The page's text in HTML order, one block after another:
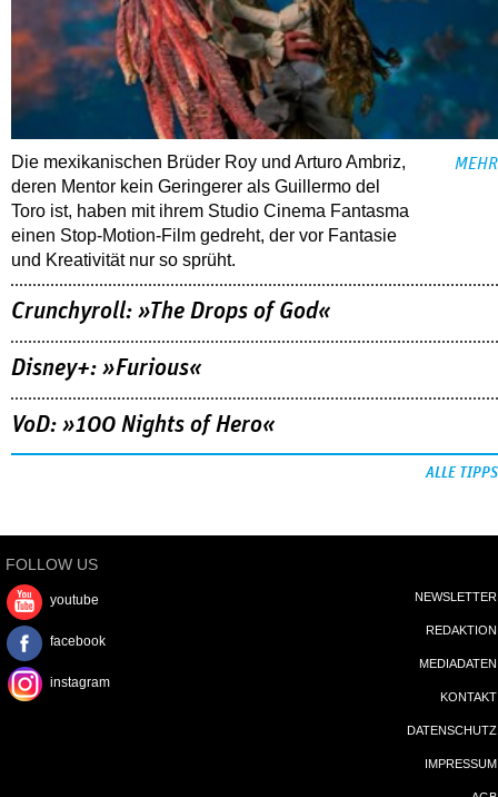
Die mexikanischen Brüder Roy und Arturo Ambriz,
deren Mentor kein Geringerer als Guillermo del
Toro ist, haben mit ihrem Studio Cinema Fantasma
einen Stop-Motion-Film gedreht, der vor Fantasie
und Kreativität nur so sprüht.
MEHR
Crunchyroll: »The Drops of God«
Disney+: »Furious«
VoD: »100 Nights of Hero«
ALLE TIPPS
FOLLOW US
youtube
facebook
instagram
NEWSLETTER
REDAKTION
MEDIADATEN
KONTAKT
DATENSCHUTZ
IMPRESSUM